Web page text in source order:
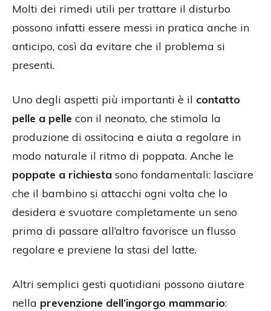
Molti dei rimedi utili per trattare il disturbo
possono infatti essere messi in pratica anche in
anticipo, così da evitare che il problema si
presenti.
Uno degli aspetti più importanti è il contatto
pelle a pelle con il neonato, che stimola la
produzione di ossitocina e aiuta a regolare in
modo naturale il ritmo di poppata. Anche le
poppate a richiesta sono fondamentali: lasciare
che il bambino si attacchi ogni volta che lo
desidera e svuotare completamente un seno
prima di passare all’altro favorisce un flusso
regolare e previene la stasi del latte.
Altri semplici gesti quotidiani possono aiutare
nella prevenzione dell’ingorgo mammario: